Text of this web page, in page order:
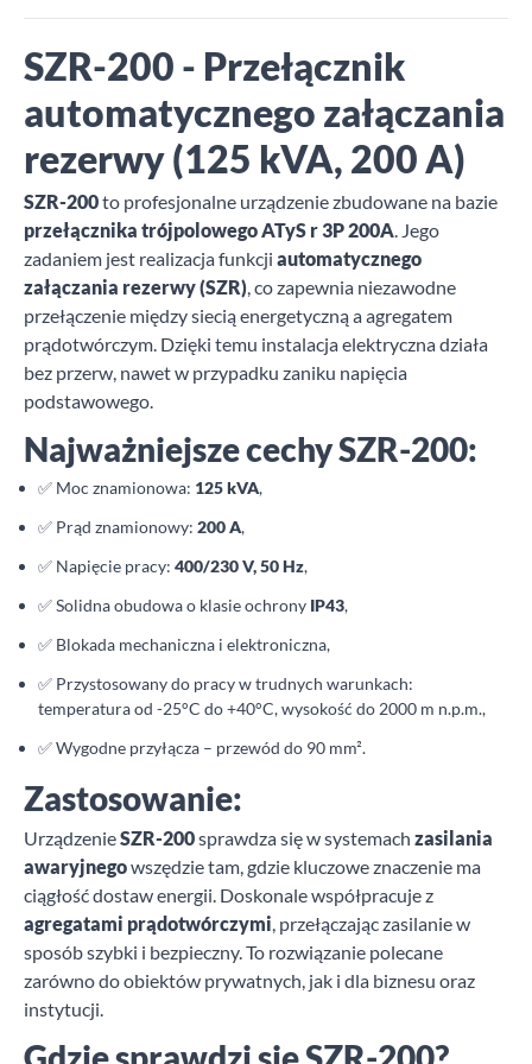
SZR-200 - Przełącznik
automatycznego załączania
rezerwy (125 kVA, 200 A)
SZR-200to profesjonalne urządzenie zbudowane na bazie
przełącznika trójpolowego ATyS r 3P 200A. Jego
zadaniem jest realizacja funkcji automatycznego
załączania rezerwy (SZR), co zapewnia niezawodne
przełączenie między siecią energetyczną a agregatem
prądotwórczym. Dzięki temu instalacja elektryczna działa
bez przerw, nawet w przypadku zaniku napięcia
podstawowego.
Najważniejsze cechy SZR-200:
✅ Moc znamionowa: 125 kVA,
✅ Prąd znamionowy: 200 A,
✅ Napięcie pracy: 400/230 V, 50 Hz,
✅ Solidna obudowa o klasie ochrony IP43,
✅ Blokada mechaniczna i elektroniczna,
✅ Przystosowany do pracy w trudnych warunkach:
temperatura od -25°C do +40°C, wysokość do 2000 m n.p.m.,
✅ Wygodne przyłącza – przewód do 90 mm².
Zastosowanie:
UrządzenieSZR-200sprawdza się w systemach zasilania
awaryjnegowszędzie tam, gdzie kluczowe znaczenie ma
ciągłość dostaw energii. Doskonale współpracuje z
agregatami prądotwórczymi, przełączając zasilanie w
sposób szybki i bezpieczny. To rozwiązanie polecane
zarówno do obiektów prywatnych, jak i dla biznesu oraz
instytucji.